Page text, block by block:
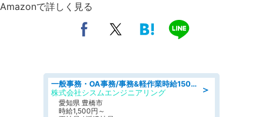
Amazonで詳しく見る
＞
一般事務・OA事務/事務&軽作業時給1500円土日祝休み各種社保完備
株式会社シスムエンジニアリング
愛知県 豊橋市
時給1,500円～